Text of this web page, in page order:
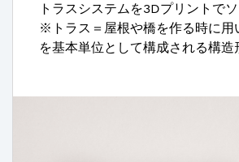
トラスシステムを3Dプリントでソ
※トラス＝屋根や橋を作る時に用
を基本単位として構成される構造